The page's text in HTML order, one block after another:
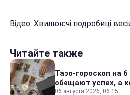
Відео: Хвилюючі подробиці
Читайте также
Таро-гороскоп на 6
обещают успех, а
06 августа 2026, 06:15